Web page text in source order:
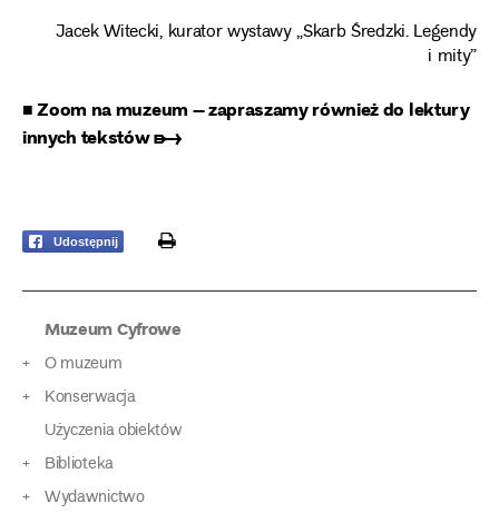
Jacek Witecki, kurator wystawy „Skarb Średzki. Legendy
i mity”
■ Zoom na muzeum – zapraszamy również do lektury
innych tekstów ➸
Udostępnij print
Muzeum Cyfrowe
O muzeum
Konserwacja
Użyczenia obiektów
Biblioteka
Wydawnictwo